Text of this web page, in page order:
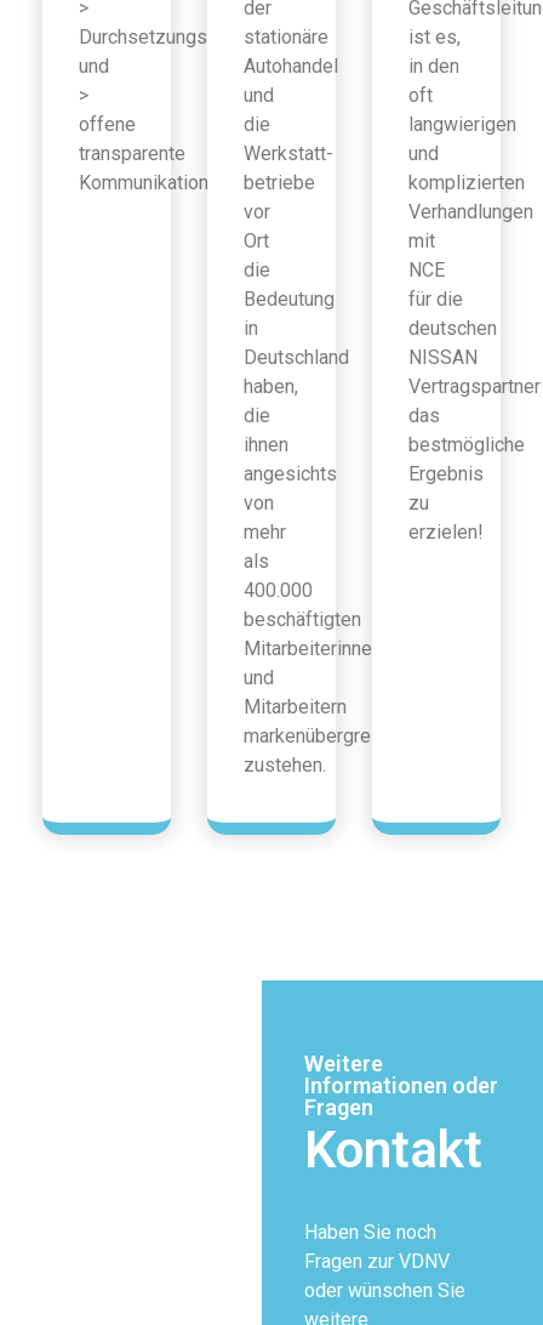
>
Durchsetzungsfähigkeit
und
>
offene
transparente
Kommunikation
der
stationäre
Autohandel
und
die
Werkstatt-
betriebe
vor
Ort
die
Bedeutung
in
Deutschland
haben,
die
ihnen
angesichts
von
mehr
als
400.000
beschäftigten
Mitarbeiterinnen
und
Mitarbeitern
markenübergreifend
zustehen.
ist es,
in den
oft
langwierigen
und
komplizierten
Verhandlungen
mit
NCE
für die
deutschen
NISSAN
Vertragspartner
das
bestmögliche
Ergebnis
zu
erzielen!
Weitere
Informationen oder
Fragen
Kontakt
Haben Sie noch
Fragen zur VDNV
oder wünschen Sie
weitere